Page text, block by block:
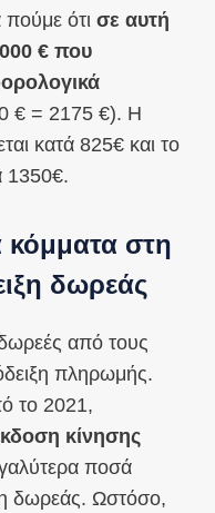
ότι σε αυτή
€ που
€ = 2175 €). Η
κατά 825€ και το
1350€.
κόμματα στη
δωρεάς
δωρεές από τους
πληρωμής.
το 2021,
κίνησης
ποσά
δωρεάς. Ωστόσο,